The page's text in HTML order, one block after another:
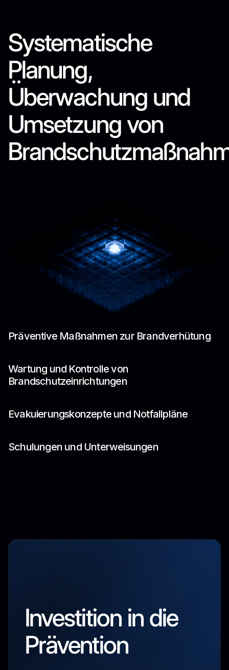
Systematische
Planung,
Überwachung und
Umsetzung von
Präventive Maßnahmen zur Brandverhütung
Wartung und Kontrolle von
Brandschutzeinrichtungen
Evakuierungskonzepte und Notfallpläne
Schulungen und Unterweisungen
Investition in die
Prävention